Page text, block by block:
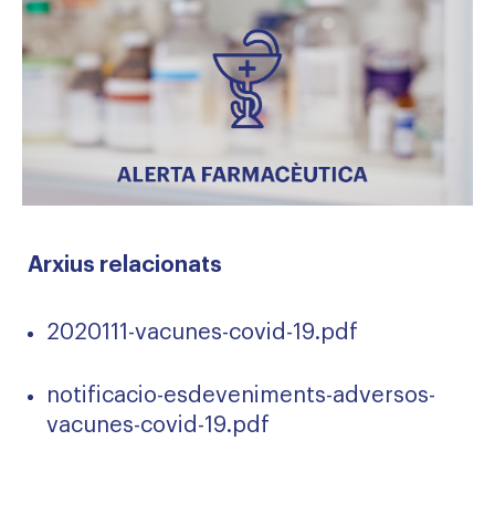
Arxius relacionats
2020111-vacunes-covid-19.pdf
notificacio-esdeveniments-adversos-
vacunes-covid-19.pdf